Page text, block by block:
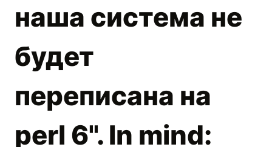
наша система не
будет
переписана на
perl 6". In mind: